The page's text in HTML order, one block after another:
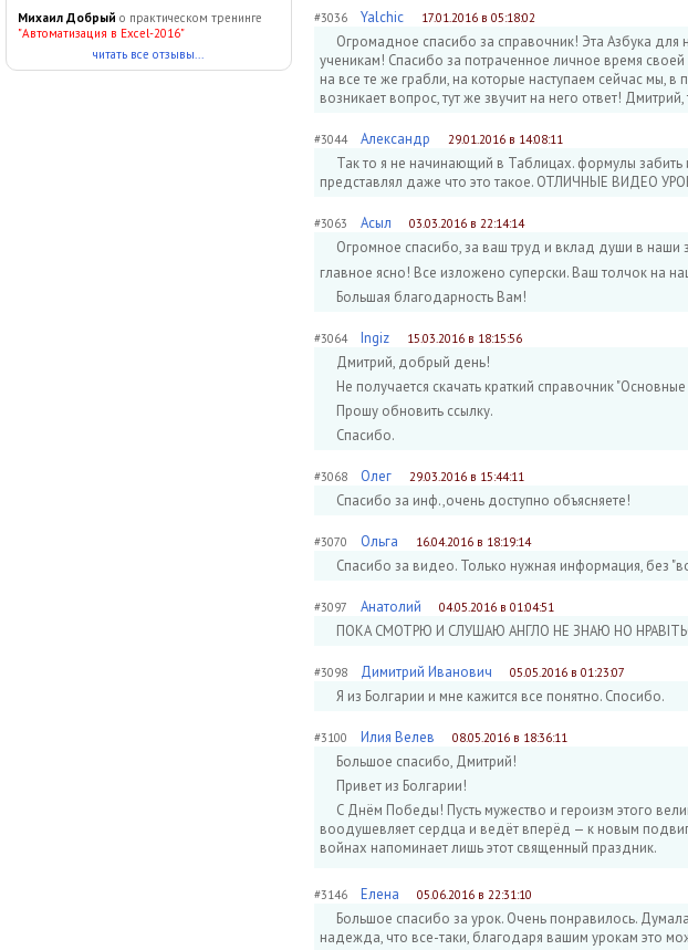
Михаил Добрый о практическом тренинге
"Автоматизация в Excel-2016"
читать все отзывы...
#3036 Yalchic 17.01.2016 в 05:18:02
Огромадное спасибо за справочник! Эта Азбука
ученикам! Спасибо за потраченное личное время
на все те же грабли, на которые наступаем сейчас мы,
возникает вопрос, тут же звучит на него ответ!
#3044 Александр 29.01.2016 в 14:08:11
Так то я не начинающий в Таблицах. формулы
представлял даже что это такое. ОТЛИЧНЫЕ ВИДЕО
#3063 Асыл 03.03.2016 в 22:14:14
Огромное спасибо, за ваш труд и вклад души в наши
главное ясно! Все изложено суперски. Ваш толчок на
Большая благодарность Вам!
#3064 Ingiz 15.03.2016 в 18:15:56
Дмитрий, добрый день!
Не получается скачать краткий справочник
Прошу обновить ссылку.
Спасибо.
#3068 Олег 29.03.2016 в 15:44:11
Спасибо за инф.,очень доступно объясняете!
#3070 Ольга 16.04.2016 в 18:19:14
Спасибо за видео. Только нужная информация, без
#3097 Анатолий 04.05.2016 в 01:04:51
ПОКА СМОТРЮ И СЛУШАЮ АНГЛО НЕ ЗНАЮ НО
#3098 Димитрий Иванович 05.05.2016 в 01:23:07
Я из Болгарии и мне кажится все понятно. Спосибо.
#3100 Илия Велев 08.05.2016 в 18:36:11
Большое спасибо, Дмитрий!
Привет из Болгарии!
С Днём Победы! Пусть мужество и героизм этого
воодушевляет сердца и ведёт вперёд — к новым
войнах напоминает лишь этот священный праздник.
#3146 Елена 05.06.2016 в 22:31:10
Большое спасибо за урок. Очень понравилось.
надежда, что все-таки, благодаря вашим урокам это